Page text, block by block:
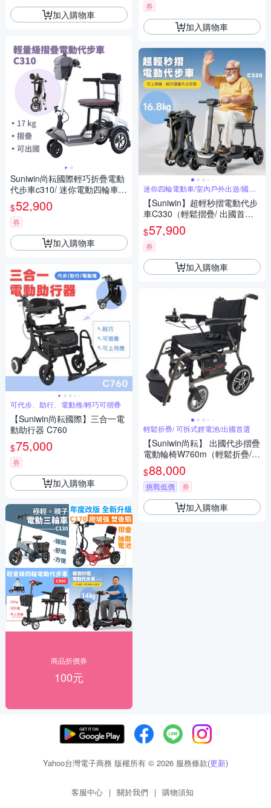
加入購物車
Suniwin尚耘國際輕巧折疊電動
代步車c310/ 迷你電動四輪車/
室內戶外出遊/ 國內外旅行
$52,900
券
加入購物車
可代步、助行、電動推/輕巧可摺疊
【Suniwin尚耘國際】三合一電
動助行器 C760
$75,000
券
加入購物車
商品折價券
100元
券
加入購物車
迷你四輪電動車/室內戶外出遊/國內
外旅行
【Suniwin】超輕秒摺電動代步
車C330（輕鬆摺疊/ 出國首選/
老人長輩/ 室內戶外出遊）
$57,900
券
加入購物車
輕鬆折疊/ 可拆式鋰電池/出國首選
【Suniwin尚耘】 出國代步摺疊
電動輪椅W760m（輕鬆折疊/
可拆式鋰電池/ 出國首選）
$88,000
挑戰低價 券
加入購物車
Yahoo台灣電子商務 版權所有 © 2026 服務條款(更新)
客服中心 | 關於我們 | 購物須知